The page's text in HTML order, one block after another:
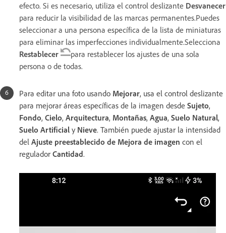
efecto. Si es necesario, utiliza el control deslizante Desvanecer
para reducir la visibilidad de las marcas permanentes.Puedes
seleccionar a una persona específica de la lista de miniaturas
para eliminar las imperfecciones individualmente.Selecciona
Restablecer
para restablecer los ajustes de una sola
persona o de todas.
Para editar una foto usando Mejorar, usa el control deslizante
para mejorar áreas específicas de la imagen desde Sujeto,
Fondo, Cielo, Arquitectura, Montañas, Agua, Suelo Natural,
Suelo Artificial y Nieve. También puede ajustar la intensidad
del Ajuste preestablecido de Mejora de imagen con el
regulador Cantidad.